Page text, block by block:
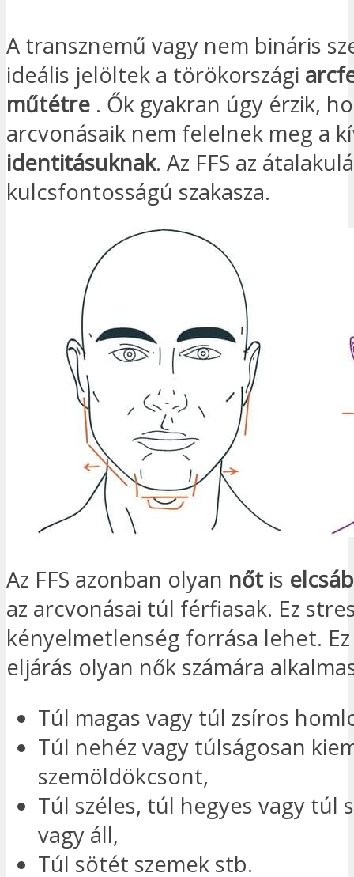
A transznemű vagy nem bináris
ideális jelöltek a törökországi
műtétre . Ők gyakran úgy érzik,
arcvonásaik nem felelnek meg a
identitásuknak. Az FFS az
kulcsfontosságú szakasza.
Az FFS azonban olyan nőtis
az arcvonásai túl férfiasak. Ez
kényelmetlenség forrása lehet.
eljárás olyan nők számára
Túl magas vagy túl zsíros
Túl nehéz vagy túlságosan
szemöldökcsont,
Túl széles, túl hegyes vagy túl
vagy áll,
Túl sötét szemek stb.